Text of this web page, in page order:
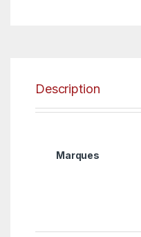
Description
Marques